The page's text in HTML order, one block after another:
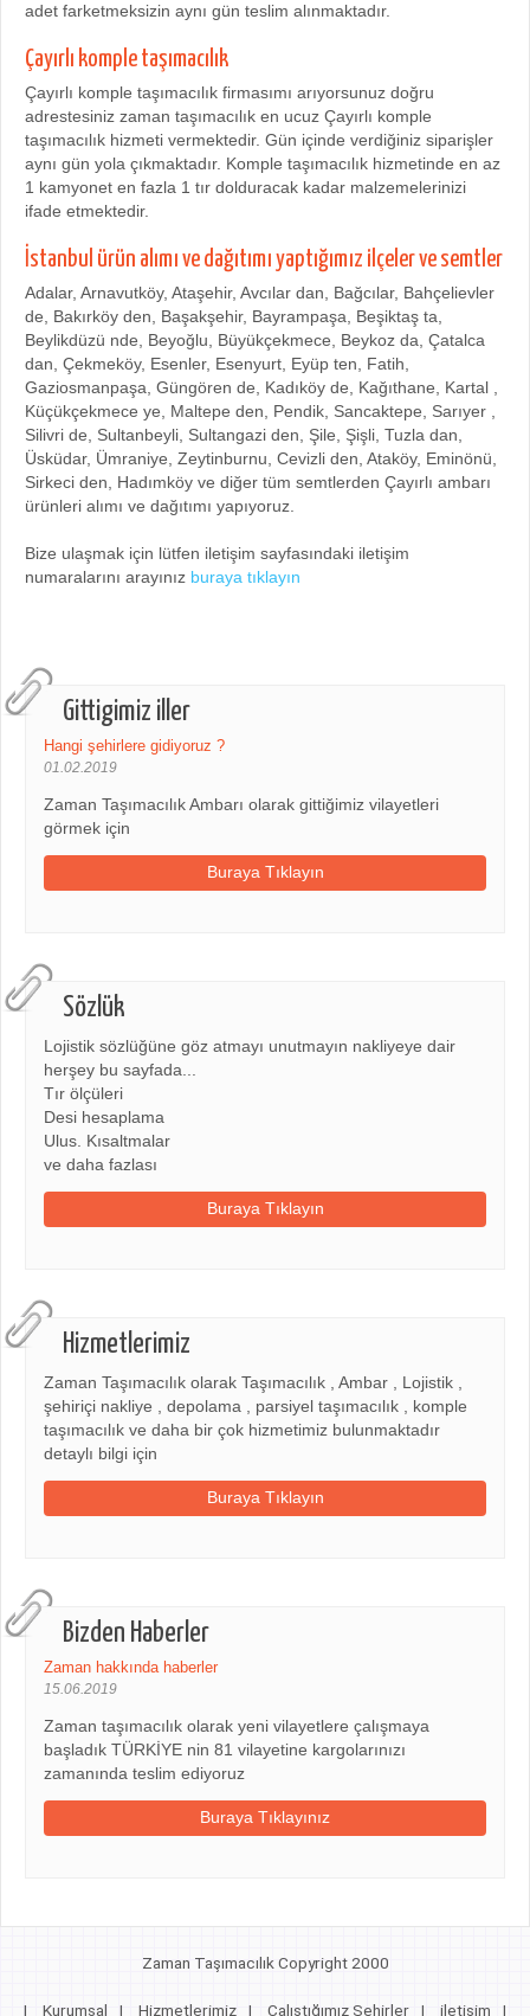
Gittigimiz iller
Hangi şehirlere gidiyoruz ?
01.02.2019
Zaman Taşımacılık Ambarı olarak gittiğimiz vilayetleri
görmek için
Buraya Tıklayın
Sözlük
Lojistik sözlüğüne göz atmayı unutmayın nakliyeye dair
herşey bu sayfada...
Tır ölçüleri
Desi hesaplama
Ulus. Kısaltmalar
ve daha fazlası
Buraya Tıklayın
Hizmetlerimiz
Zaman Taşımacılık olarak Taşımacılık , Ambar , Lojistik ,
şehiriçi nakliye , depolama , parsiyel taşımacılık , komple
taşımacılık ve daha bir çok hizmetimiz bulunmaktadır
detaylı bilgi için
Buraya Tıklayın
Bizden Haberler
Zaman hakkında haberler
15.06.2019
Zaman taşımacılık olarak yeni vilayetlere çalışmaya
başladık TÜRKİYE nin 81 vilayetine kargolarınızı
zamanında teslim ediyoruz
Buraya Tıklayınız
adet farketmeksizin aynı gün teslim alınmaktadır.
Çayırlı komple taşımacılık
Çayırlı komple taşımacılık firmasımı arıyorsunuz doğru
adrestesiniz zaman taşımacılık en ucuz Çayırlı komple
taşımacılık hizmeti vermektedir. Gün içinde verdiğiniz siparişler
aynı gün yola çıkmaktadır. Komple taşımacılık hizmetinde en az
1 kamyonet en fazla 1 tır dolduracak kadar malzemelerinizi
ifade etmektedir.
İstanbul ürün alımı ve dağıtımı yaptığımız ilçeler ve semtler
Adalar, Arnavutköy, Ataşehir, Avcılar dan, Bağcılar, Bahçelievler
de, Bakırköy den, Başakşehir, Bayrampaşa, Beşiktaş ta,
Beylikdüzü nde, Beyoğlu, Büyükçekmece, Beykoz da, Çatalca
dan, Çekmeköy, Esenler, Esenyurt, Eyüp ten, Fatih,
Gaziosmanpaşa, Güngören de, Kadıköy de, Kağıthane, Kartal ,
Küçükçekmece ye, Maltepe den, Pendik, Sancaktepe, Sarıyer ,
Silivri de, Sultanbeyli, Sultangazi den, Şile, Şişli, Tuzla dan,
Üsküdar, Ümraniye, Zeytinburnu, Cevizli den, Ataköy, Eminönü,
Sirkeci den, Hadımköy ve diğer tüm semtlerden Çayırlı ambarı
ürünleri alımı ve dağıtımı yapıyoruz.
Bize ulaşmak için lütfen iletişim sayfasındaki iletişim
numaralarını arayınız buraya tıklayın
Zaman Taşımacılık Copyright 2000
| Kurumsal | Hizmetlerimiz | Çalıştığımız Şehirler | iletişim |